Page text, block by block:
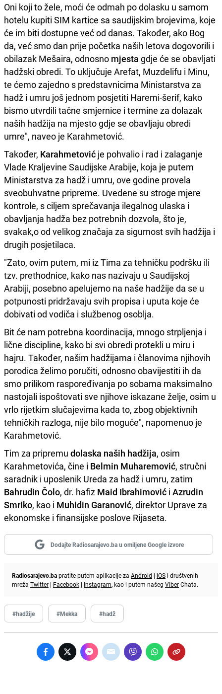
Oni koji to žele, moći će odmah po dolasku u samom
hotelu kupiti SIM kartice sa saudijskim brojevima, koje
će im biti dostupne već od danas. Također, ako Bog
da, već smo dan prije početka naših letova dogovorili i
obilazak Mešaira, odnosno mjesta gdje će se obavljati
hadžski obredi. To uključuje Arefat, Muzdelifu i Minu,
te ćemo zajedno s predstavnicima Ministarstva za
hadž i umru još jednom posjetiti Haremi-šerif, kako
bismo utvrdili tačne smjernice i termine za dolazak
naših hadžija na mjesto gdje se obavljaju obredi
umre", naveo je Karahmetović.
Također, Karahmetović je pohvalio i rad i zalaganje
Vlade Kraljevine Saudijske Arabije, koja je putem
Ministarstva za hadž i umru, ove godine provela
sveobuhvatne pripreme. Uvedene su stroge mjere
kontrole, s ciljem sprečavanja ilegalnog ulaska i
obavljanja hadža bez potrebnih dozvola, što je,
svakak,o od velikog značaja za sigurnost svih hadžija i
drugih posjetilaca.
"Zato, ovim putem, mi iz Tima za tehničku podršku ili
tzv. prethodnice, kako nas nazivaju u Saudijskoj
Arabiji, posebno apelujemo na naše hadžije da se u
potpunosti pridržavaju svih propisa i uputa koje će
dobivati od vodiča i službenog osoblja.
Bit će nam potrebna koordinacija, mnogo strpljenja i
lične discipline, kako bi svi obredi protekli u miru i
hajru. Također, našim hadžijama i članovima njihovih
porodica želimo poručiti, odnosno obavijestiti ih da
smo prilikom raspoređivanja po sobama maksimalno
nastojali ispoštovati sve njihove iskazane želje, osim u
vrlo rijetkim slučajevima kada to, zbog objektivnih
tehničkih razloga, nije bilo moguće", napomenuo je
Karahmetović.
Tim za pripremu dolaska naših hadžija, osim
Karahmetovića, čine i Belmin Muharemović, stručni
saradnik i uposlenik Ureda za hadž i umru, zatim
Bahrudin Čolo, dr. hafiz Maid Ibrahimović i Azrudin
Smriko, kao i Muhidin Garanović, direktor Uprave za
ekonomske i finansijske poslove Rijaseta.
Dodajte Radiosarajevo.ba u omiljene Google izvore
Radiosarajevo.bapratite putem aplikacije za Android | iOS i društvenih
mreža Twitter | Facebook | Instagram, kao i putem našeg ViberChata.
#hadžije #Mekka #hadž